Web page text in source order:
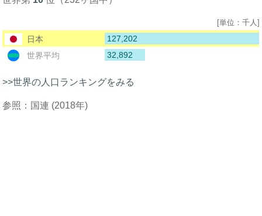
[単位：千人]
日本
127,202
世界平均
32,892
>>世界の人口ランキングをみる
参照：国連 (2018年)